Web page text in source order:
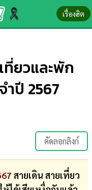
เรื่องฮิต
ที่ยวและพัก
ปี 2567
คัดลอกลิงก์
สายเดิน สายเที่ยว